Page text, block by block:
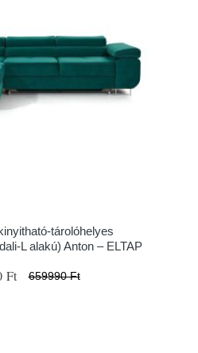
tárolóhelyes
L alakú) Anton – ELTAP
Ft 659990 Ft